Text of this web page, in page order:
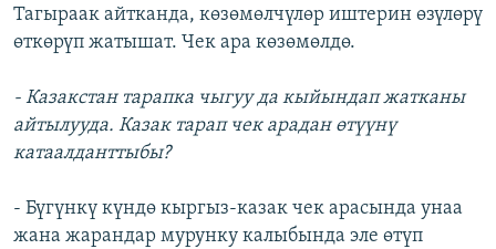
Тагыраак айтканда, көзөмөлчүлөр иштерин өзүлөрү
өткөрүп жатышат. Чек ара көзөмөлдө.
- Казакстан тарапка чыгуу да кыйындап жатканы
айтылууда. Казак тарап чек арадан өтүүнү
катаалданттыбы?
- Бүгүнкү күндө кыргыз-казак чек арасында унаа
жана жарандар мурунку калыбында эле өтүп